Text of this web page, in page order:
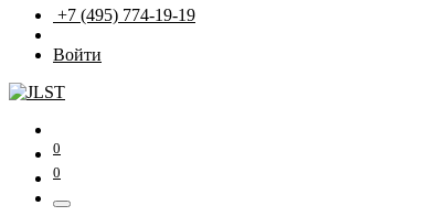
+7 (495) 774-19-19
Войти
0
0